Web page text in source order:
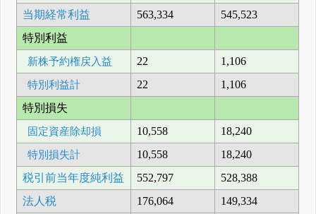
当期経常利益
563,334
545,523
特別利益
新株予約権戻入益
22
1,106
特別利益計
22
1,106
特別損失
固定資産除却損
10,558
18,240
特別損失計
10,558
18,240
税引前当年度純利益
552,797
528,388
法人税
176,064 149,334